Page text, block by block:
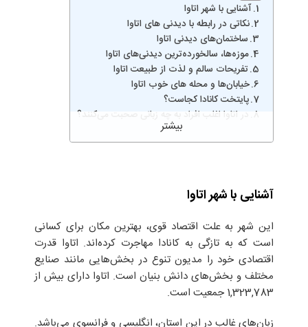
آشنایی با شهر اتاوا
نکاتی در رابطه با دیدنی‌ های اتاوا
ساختمان‌های دیدنی اتاوا
موزه‌ها، سالخورده‌ترین دیدنی‌های اتاوا
تفریحات سالم و لذت از طبیعت اتاوا
خیابان‌ها و محله ‌های خوب اتاوا
پایتخت کانادا کجاست؟
در اتاوا اغلب افراد به چه زبانی صحبت می‌کنند؟
آشنایی با شهر اتاوا
این شهر به علت اقتصاد قوی، بهترین مکان برای کسانی
است که به تازگی به کانادا مهاجرت کرده‌اند. اتاوا قدرت
اقتصادی خود را مدیون تنوع در بخش‌هایی مانند صنایع
مختلف و بخش‌های دانش بنیان است. اتاوا دارای بیش از
1,323,783 جمعیت است.
زبان‌های غالب در این استان، انگلیسی و فرانسوی می‌باشد.